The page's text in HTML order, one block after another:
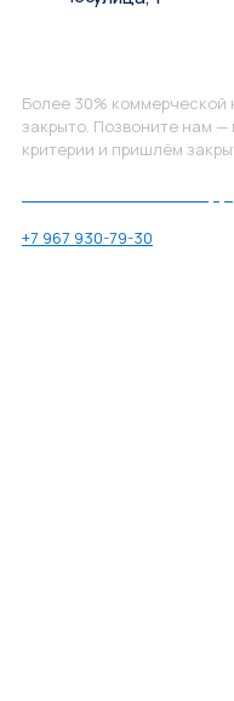
Более 30%
закрыто. Позвоните нам
критерии и пришлём
+7 967 930-79-30